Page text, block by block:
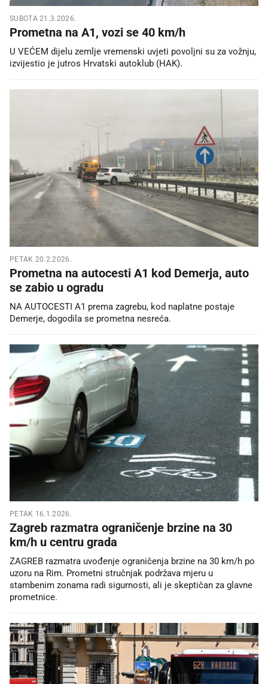
SUBOTA 21.3.2026.
Prometna na A1, vozi se 40 km/h
U VEĆEM dijelu zemlje vremenski uvjeti povoljni su za vožnju,
izvijestio je jutros Hrvatski autoklub (HAK).
PETAK 20.2.2026.
Prometna na autocesti A1 kod Demerja, auto
se zabio u ogradu
NA AUTOCESTI A1 prema zagrebu, kod naplatne postaje
Demerje, dogodila se prometna nesreća.
PETAK 16.1.2026.
Zagreb razmatra ograničenje brzine na 30
km/h u centru grada
ZAGREB razmatra uvođenje ograničenja brzine na 30 km/h po
uzoru na Rim. Prometni stručnjak podržava mjeru u
stambenim zonama radi sigurnosti, ali je skeptičan za glavne
prometnice.